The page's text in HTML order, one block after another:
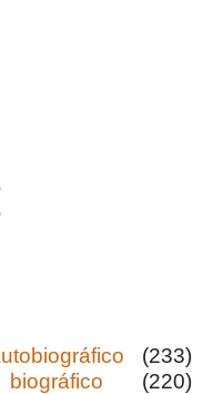
(233)
(220)